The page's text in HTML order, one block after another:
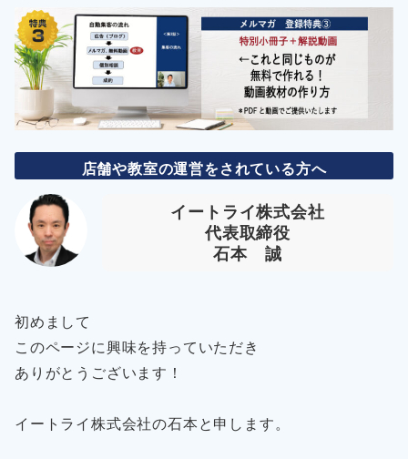
店舗や教室の運営をされている方へ
イートライ株式会社
代表取締役
石本 誠
初めまして
このページに興味を持っていただき
ありがとうございます！
イートライ株式会社の石本と申します。